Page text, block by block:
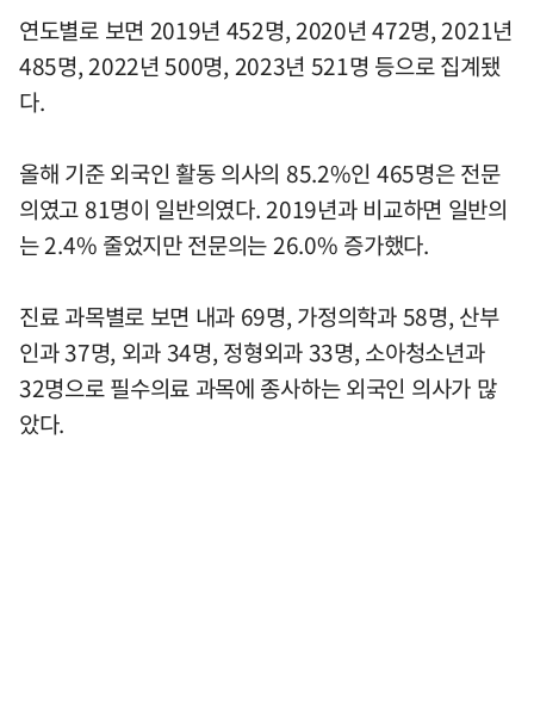
연도별로 보면 2019년 452명, 2020년 472명, 2021년
485명, 2022년 500명, 2023년 521명 등으로 집계됐
다.
올해 기준 외국인 활동 의사의 85.2%인 465명은 전문
의였고 81명이 일반의였다. 2019년과 비교하면 일반의
는 2.4% 줄었지만 전문의는 26.0% 증가했다.
진료 과목별로 보면 내과 69명, 가정의학과 58명, 산부
인과 37명, 외과 34명, 정형외과 33명, 소아청소년과
32명으로 필수의료 과목에 종사하는 외국인 의사가 많
았다.